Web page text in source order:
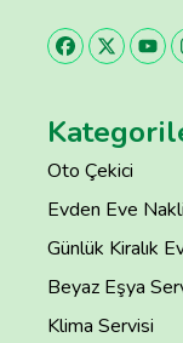
Oto Çekici
Evden Eve
Günlük Kiralık
Beyaz Eşya
Klima Servisi